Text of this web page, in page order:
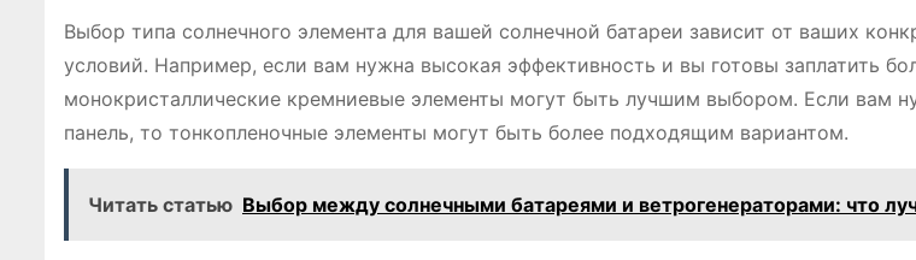
Выбор типа солнечного элемента для вашей солнечной батареи зависит от ваших
условий. Например, если вам нужна высокая эффективность и вы готовы заплатить
монокристаллические кремниевые элементы могут быть лучшим выбором. Если вам
панель, то тонкопленочные элементы могут быть более подходящим вариантом.
Читать статью Выбор между солнечными батареями и ветрогенераторами: что